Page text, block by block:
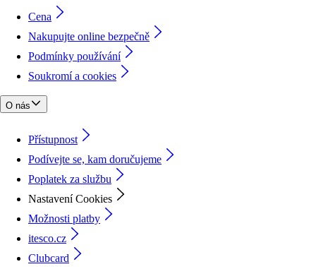
Cena
Nakupujte online bezpečně
Podmínky používání
Soukromí a cookies
O nás
Přístupnost
Podívejte se, kam doručujeme
Poplatek za službu
Nastavení Cookies
Možnosti platby
itesco.cz
Clubcard